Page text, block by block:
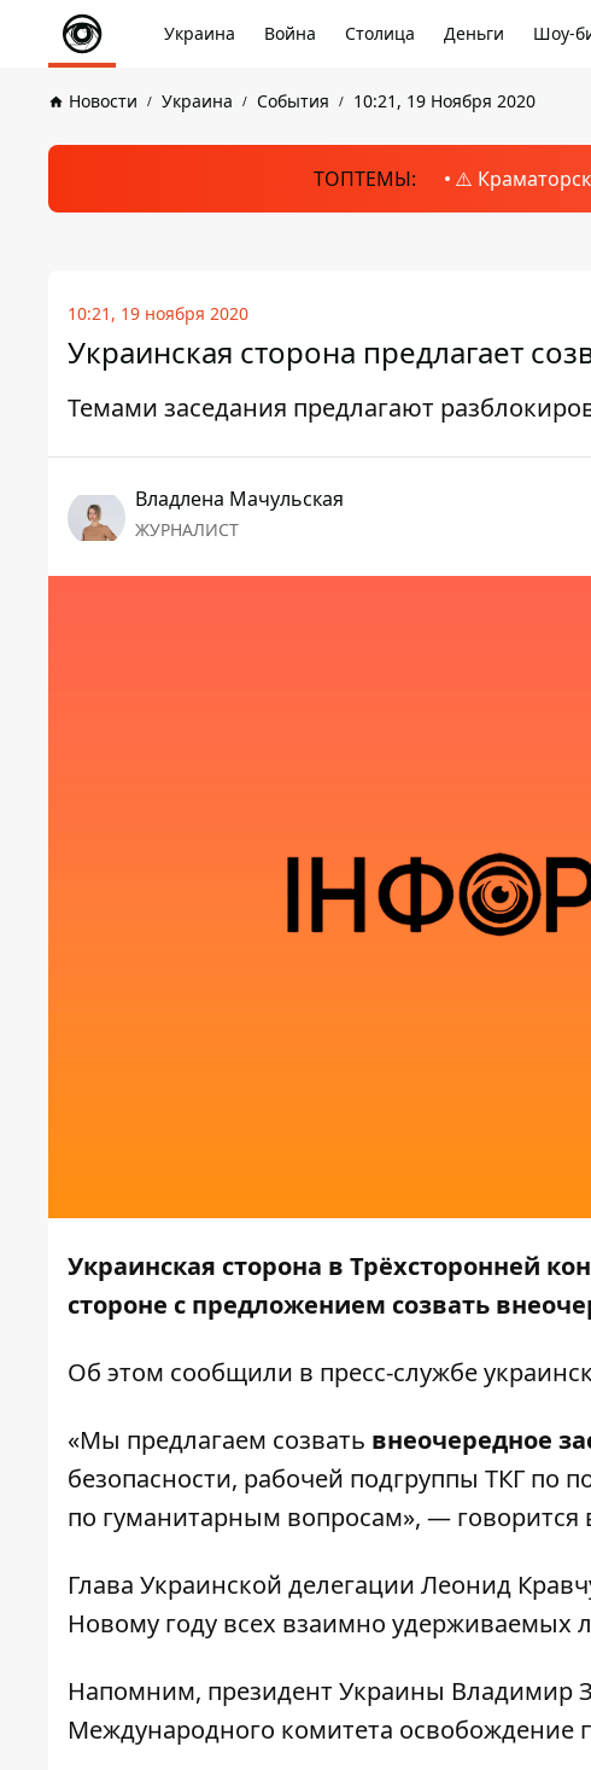
Украина Война Столица Деньги Шоу-
Новости Украина События 10:21, 19 Ноября 2020
ТОПТЕМЫ: ⚠️
10:21, 19 ноября 2020
Украинская сторона предлагает
Темами заседания предлагают
Владлена Мачульская
ЖУРНАЛИСТ
Украинская сторона в Трёхсторонней
стороне с предложением созвать
Об этом сообщили в пресс-службе
«Мы предлагаем созвать внеочередное
безопасности, рабочей подгруппы ТКГ по
по гуманитарным вопросам», — говорится
Глава Украинской делегации Леонид
Новому году всех взаимно удерживаемых
Напомним, президент Украины Владимир
Международного комитета освобождение